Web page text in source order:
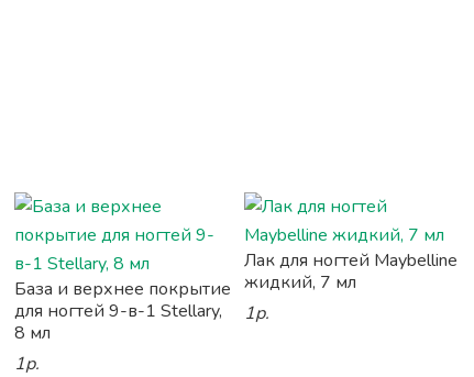
База и верхнее покрытие
для ногтей 9-в-1 Stellary,
8 мл
1р.
Лак для ногтей Maybelline
жидкий, 7 мл
1р.